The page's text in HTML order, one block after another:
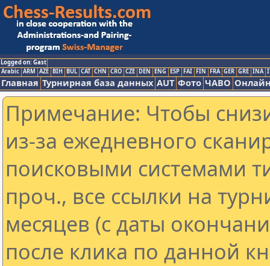
Logged on: Gast
Arabic ARM AZE BIH BUL CAT CHN CRO CZE DEN ENG ESP FAI FIN FRA GER GRE INA
Главная Турнирная база данных AUT Фото ЧАВО
Примечание: Чтобы
из-за ежедневного
поисковыми системами
проч., все ссылки на
месяцев (с даты
после клика по данной